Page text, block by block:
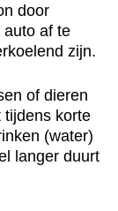
door
auto af te
zijn.
of dieren
tijdens korte
(water)
langer duurt